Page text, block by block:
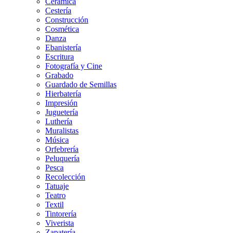
Cestería
Construcción
Cosmética
Danza
Ebanistería
Escritura
Fotografía y Cine
Grabado
Guardado de Semillas
Hierbatería
Impresión
Juguetería
Luthería
Muralistas
Música
Orfebrería
Peluquería
Pesca
Recolección
Tatuaje
Teatro
Textil
Tintorería
Viverista